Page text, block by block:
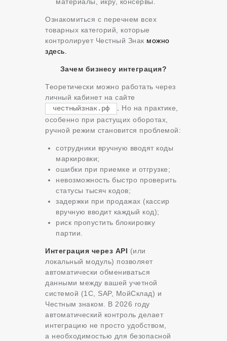
Ознакомиться с перечнем всех
товарных категорий, которые
контролирует Честный Знак можно
здесь.
Зачем бизнесу интеграция?
Теоретически можно работать через
личный кабинет на сайте
честныйзнак.рф
. Но на практике,
особенно при растущих оборотах,
ручной режим становится проблемой:
сотрудники вручную вводят коды
маркировки;
ошибки при приемке и отгрузке;
невозможность быстро проверить
статусы тысяч кодов;
задержки при продажах (кассир
вручную вводит каждый код);
риск пропустить блокировку
партии.
Интеграция через API (или
локальный модуль) позволяет
автоматически обмениваться
данными между вашей учетной
системой (1С, SAP, МойСклад) и
Честным знаком. В 2026 году
автоматический контроль делает
интеграцию не просто удобством,
а необходимостью для безопасной